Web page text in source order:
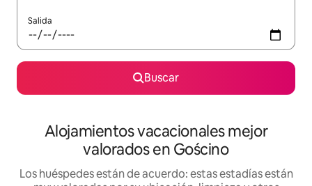
Salida
Buscar
Alojamientos vacacionales mejor
valorados en Gościno
Los huéspedes están de acuerdo: estas estadías están